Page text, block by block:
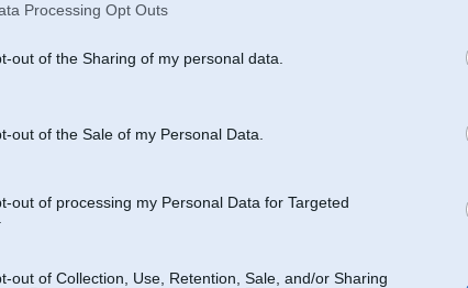
Processing Opt Outs
out of the Sharing of my personal data.
out of the Sale of my Personal Data.
out of processing my Personal Data for Targeted
out of Collection, Use, Retention, Sale, and/or Sharing